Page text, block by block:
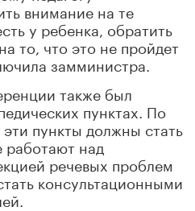
внимание на те
у ребенка, обратить
то, что это не пройдет
замминистра.
также был
пунктах. По
пункты должны стать
работают над
речевых проблем
консультационными